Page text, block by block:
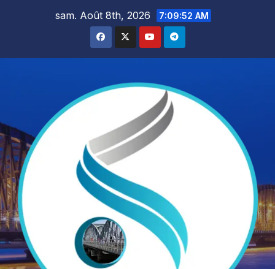
sam. Août 8th, 2026 7:09:54 AM